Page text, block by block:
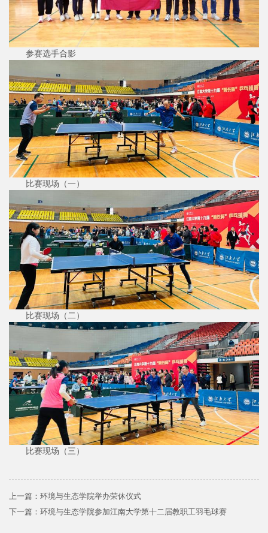
参赛选手合影
比赛现场（一）
比赛现场（二）
比赛现场（三）
上一篇： 环境与生态学院举办荣休仪式
下一篇： 环境与生态学院参加江南大学第十二届教职工羽毛球赛